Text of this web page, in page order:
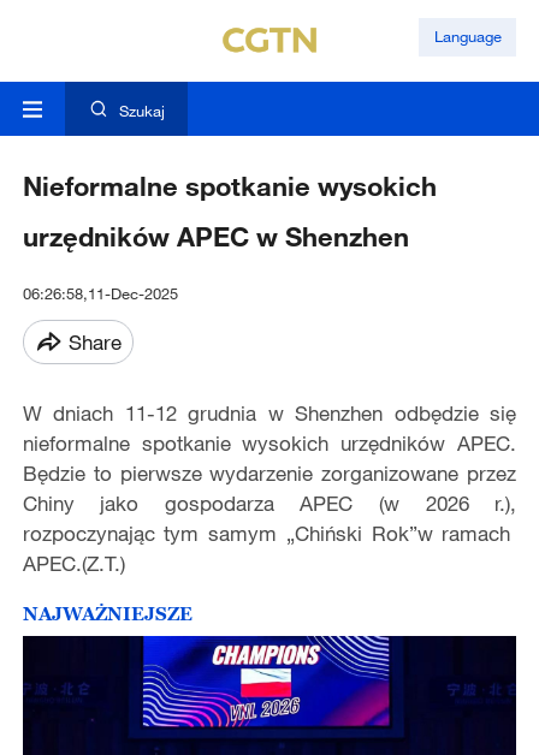
Language
Szukaj
Nieformalne spotkanie wysokich
urzędników APEC w Shenzhen
06:26:58,11-Dec-2025
Share
W dniach 11-12 grudnia w Shenzhen odbędzie się
nieformalne spotkanie wysokich urzędników APEC.
Będzie to pierwsze wydarzenie zorganizowane przez
Chiny jako gospodarza APEC (w 2026 r.),
rozpoczynając tym samym „Chiński Rok”w ramach
APEC.(Z.T.)
NAJWAŻNIEJSZE